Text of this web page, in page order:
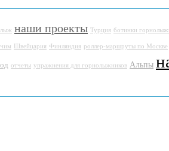
лыж наши проекты Турция ботинки
Швейцария Финляндия роллер-маршруты по Москве
отчеты упражнения для горнолыжников Альпы